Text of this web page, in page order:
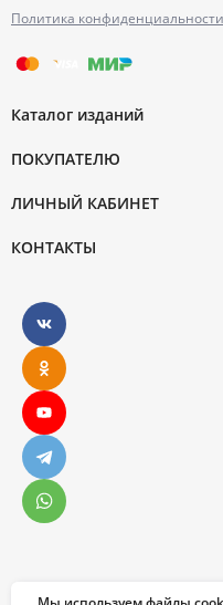
Политика конфиденциальности
Каталог изданий
ПОКУПАТЕЛЮ
ЛИЧНЫЙ КАБИНЕТ
КОНТАКТЫ